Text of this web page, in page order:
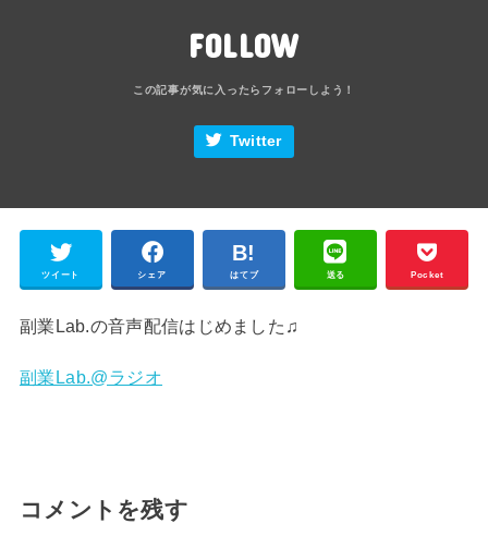
FOLLOW
Twitter
ツイート シェア はてブ 送る Pocket
副業Lab.の音声配信はじめました♫
副業Lab.@ラジオ
コメントを残す